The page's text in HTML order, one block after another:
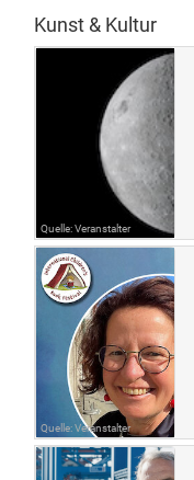
Kunst & Kultur
Quelle: Veranstalter
Quelle: Veranstalter